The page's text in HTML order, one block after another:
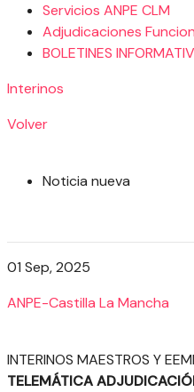
Servicios ANPE CLM
Adjudicaciones
BOLETINES
Interinos
Volver
Noticia nueva
01 Sep, 2025
ANPE-Castilla La Mancha
INTERINOS MAESTROS Y
TELEMÁTICA